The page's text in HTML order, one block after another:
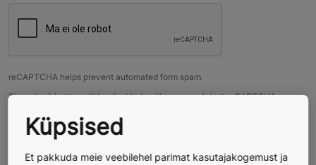
reCAPTCHA helps prevent automated form spam.
The submit button will be disabled until you complete the CAPTCHA.
Küpsised
Et pakkuda meie veebilehel parimat kasutajakogemust ja